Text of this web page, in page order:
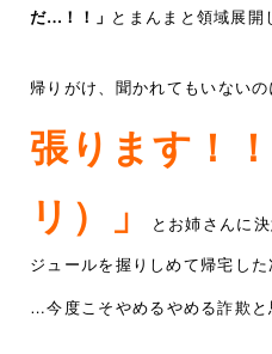
だ…！！」 とまんまと領域展開
帰りがけ、聞かれてもいないの
張ります！
リ）」 とお姉さんに
ジュールを握りしめて帰宅した
…今度こそやめるやめる詐欺